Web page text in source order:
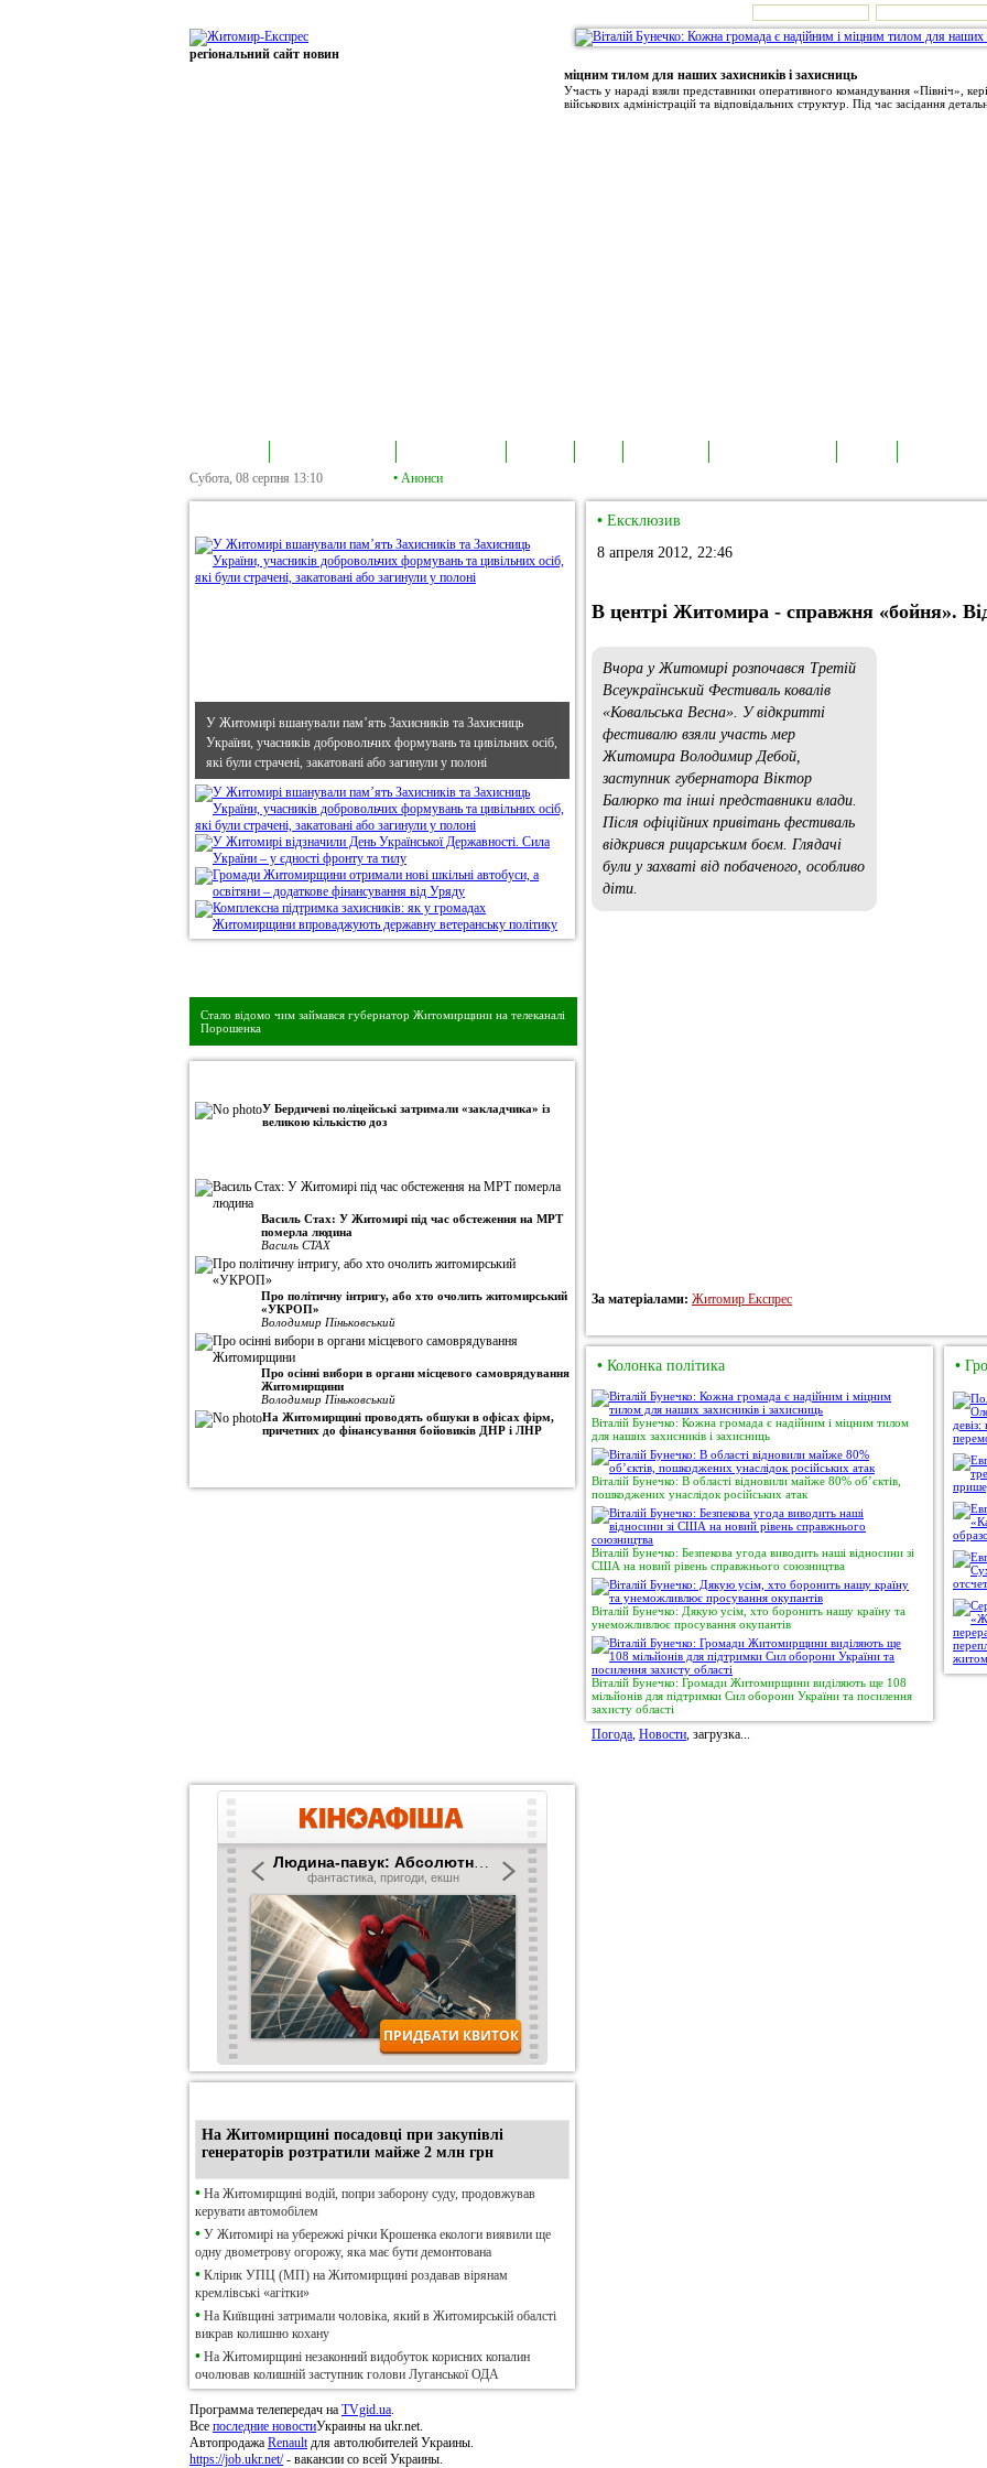
регіональний сайт новин
міцним тилом для наших захисників і захисниць
Участь у нараді взяли представники оперативного командування «Північ»,
військових адміністрацій та відповідальних структур. Під час засідання
Субота, 08 серпня 13:10 • Анонси
У Житомирі вшанували пам’ять Захисників та Захисниць
України, учасників добровольчих формувань та цивільних осіб,
які були страчені, закатовані або загинули у полоні
Стало відомо чим займався губернатор Житомирщини на телеканалі
Порошенка
У Бердичеві поліцейські затримали «закладчика» із
великою кількістю доз
Василь Стах: У Житомирі під час обстеження на МРТ
померла людина
Василь СТАХ
Про політичну інтригу, або хто очолить житомирський
«УКРОП»
Володимир Піньковський
Про осінні вибори в органи місцевого самоврядування
Житомирщини
Володимир Піньковський
На Житомирщині проводять обшуки в офісах фірм,
причетних до фінансування бойовиків ДНР і ЛНР
На Житомирщині посадовці при закупівлі
генераторів розтратили майже 2 млн грн
• На Житомирщині водій, попри заборону суду, продовжував
керувати автомобілем
• У Житомирі на убережжі річки Крошенка екологи виявили ще
одну двометрову огорожу, яка має бути демонтована
• Клірик УПЦ (МП) на Житомирщині роздавав вірянам
кремлівські «агітки»
• На Київщині затримали чоловіка, який в Житомирській обалсті
викрав колишню кохану
• На Житомирщині незаконний видобуток корисних копалин
очолював колишній заступник голови Луганської ОДА
Программа телепередач на TVgid.ua.
Все последние новостиУкраины на ukr.net.
Автопродажа Renaultдля автолюбителей Украины.
https://job.ukr.net/- вакансии со всей Украины.
• Ексклюзив
8 апреля 2012, 22:46
В центрі Житомира - справжня «бойня».
Вчора у Житомирі розпочався Третій
Всеукраїнський Фестиваль ковалів
«Ковальська Весна». У відкритті
фестивалю взяли участь мер
Житомира Володимир Дебой,
заступник губернатора Віктор
Балюрко та інші представники влади.
Після офіційних привітань фестиваль
відкрився рицарським боєм. Глядачі
були у захваті від побаченого, особливо
діти.
За матеріалами: Житомир Експрес
• Колонка політика
Віталій Бунечко: Кожна громада є надійним і міцним тилом
для наших захисників і захисниць
Віталій Бунечко: В області відновили майже 80% об’єктів,
пошкоджених унаслідок російських атак
Віталій Бунечко: Безпекова угода виводить наші відносини зі
США на новий рівень справжнього союзництва
Віталій Бунечко: Дякую усім, хто боронить нашу країну та
унеможливлює просування окупантів
Віталій Бунечко: Громади Житомирщини виділяють ще 108
мільйонів для підтримки Сил оборони України та посилення
захисту області
•
Погода, Новости, загрузка...